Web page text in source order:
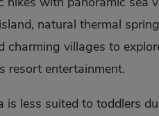
natural thermal
charming villages to
resort entertainment.
is less suited to toddlers